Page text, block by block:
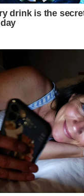
menerusi E-
beliau turut
projek
Bandar
Universiti
(UPNM).
Bandar